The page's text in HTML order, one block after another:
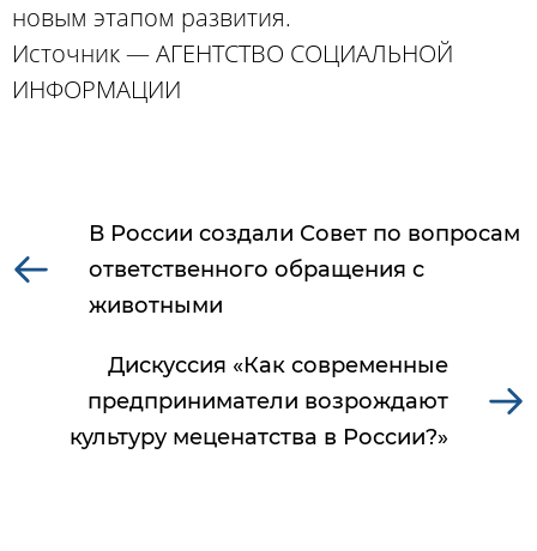
новым этапом развития.
Источник — АГЕНТСТВО СОЦИАЛЬНОЙ
ИНФОРМАЦИИ
В России создали Совет по вопросам
ответственного обращения с
животными
Дискуссия «Как современные
предприниматели возрождают
культуру меценатства в России?»